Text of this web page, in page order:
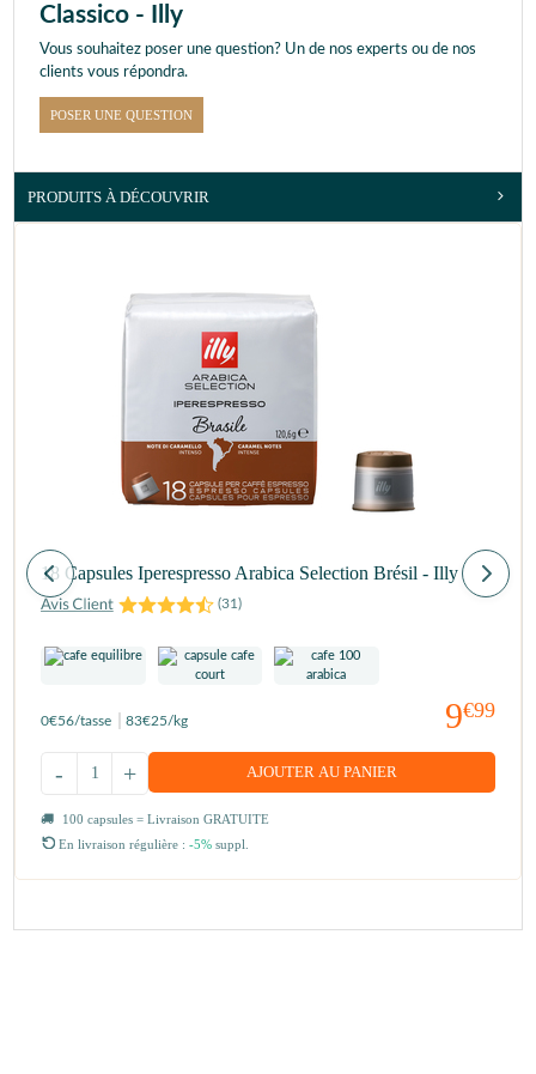
Classico - Illy
Vous souhaitez poser une question? Un de nos experts ou de nos
clients vous répondra.
POSER UNE QUESTION
PRODUITS À DÉCOUVRIR
18 Capsules Iperespresso Arabica Selection Brésil - Illy
(31)
9€99
0€56/tasse 83€25/kg
+
- AJOUTER AU PANIER
100 capsules = Livraison GRATUITE
En livraison régulière : -5% suppl.